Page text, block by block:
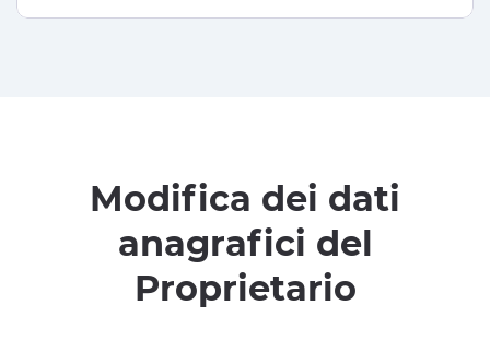
Modifica dei dati
anagrafici del
Proprietario